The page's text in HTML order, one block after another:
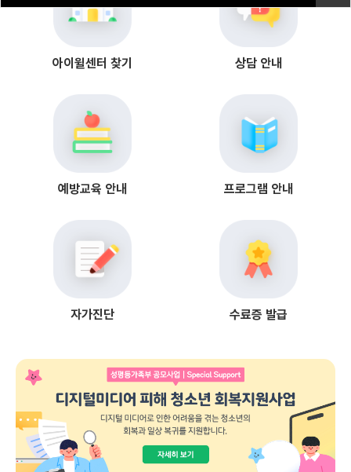
아이윌센터 찾기 상담 안내
예방교육 안내 프로그램 안내
자가진단 수료증 발급